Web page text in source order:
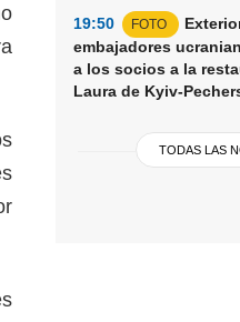
19:50 FOTO
embajadores
a los socios a la
Laura de Kyiv-
TODAS LAS